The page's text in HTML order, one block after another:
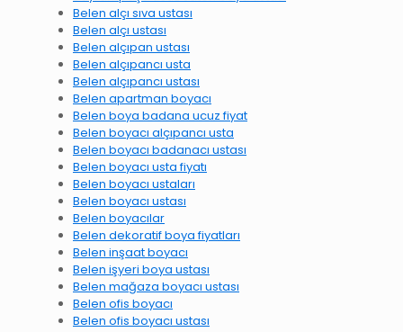
Belen alçı sıva ustası
Belen alçı ustası
Belen alçıpan ustası
Belen alçıpancı usta
Belen alçıpancı ustası
Belen apartman boyacı
Belen boya badana ucuz fiyat
Belen boyacı alçıpancı usta
Belen boyacı badanacı ustası
Belen boyacı usta fiyatı
Belen boyacı ustaları
Belen boyacı ustası
Belen boyacılar
Belen dekoratif boya fiyatları
Belen inşaat boyacı
Belen işyeri boya ustası
Belen mağaza boyacı ustası
Belen ofis boyacı
Belen ofis boyacı ustası